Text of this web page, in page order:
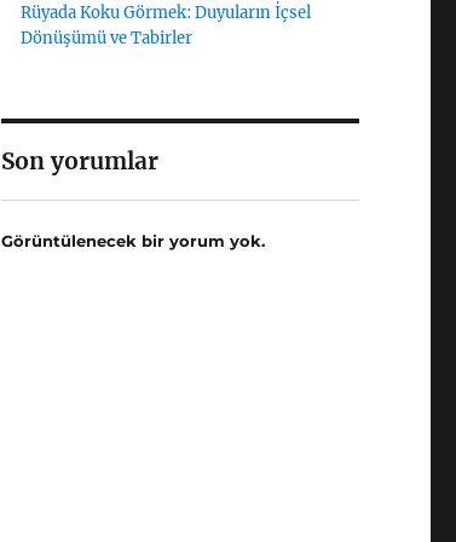
Rüyada Koku Görmek: Duyuların İçsel
Dönüşümü ve Tabirler
Son yorumlar
Görüntülenecek bir yorum yok.